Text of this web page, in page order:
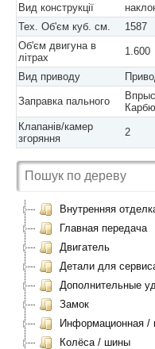
Вид конструкції
Тех. Об'єм куб. см.
1587
Об'єм двигуна в
літрах
1.600
Вид приводу
Заправка пального
Клапанів/камер
згоряння
2
Внутренняя
Главная передача
Двигатель
Детали для
Дополнительные
Замок
Информационная /
Колёса / шины